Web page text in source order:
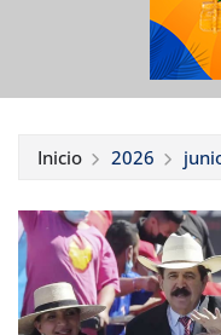
Inicio 2026